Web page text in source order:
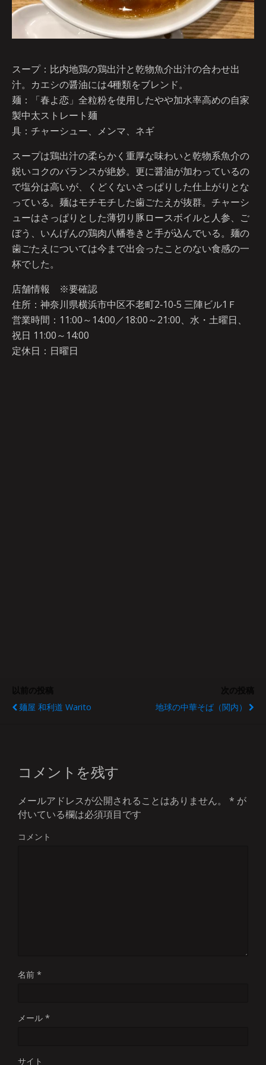
スープ：比内地鶏の鶏出汁と乾物魚介出汁の合わせ出
汁。カエシの醤油には4種類をブレンド。
麺：「春よ恋」全粒粉を使用したやや加水率高めの自家
製中太ストレート麺
具：チャーシュー、メンマ、ネギ
スープは鶏出汁の柔らかく重厚な味わいと乾物系魚介の
鋭いコクのバランスが絶妙。更に醤油が加わっているの
で塩分は高いが、くどくないさっぱりした仕上がりとな
っている。麺はモチモチした歯ごたえが抜群。チャーシ
ューはさっぱりとした薄切り豚ロースボイルと人参、ご
ぼう、いんげんの鶏肉八幡巻きと手が込んでいる。麺の
歯ごたえについては今まで出会ったことのない食感の一
杯でした。
店舗情報 ※要確認
住所：神奈川県横浜市中区不老町2‐10‐5 三陣ビル1Ｆ
営業時間：11:00～14:00／18:00～21:00、水・土曜日、
祝日 11:00～14:00
定休日：日曜日
麺屋 和利道 Warito
地球の中華そば（関内）
コメントを残す
メールアドレスが公開されることはありません。 * が
付いている欄は必須項目です
コメント
名前 *
メール *
サイト